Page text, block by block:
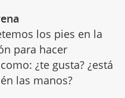
los pies en la
para hacer
¿te gusta? ¿está
las manos?